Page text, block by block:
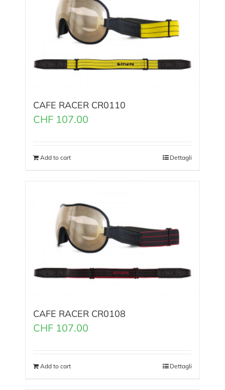
CAFE RACER CR0110
CHF 107.00
Add to cart Dettagli
CAFE RACER CR0108
CHF 107.00
Add to cart Dettagli